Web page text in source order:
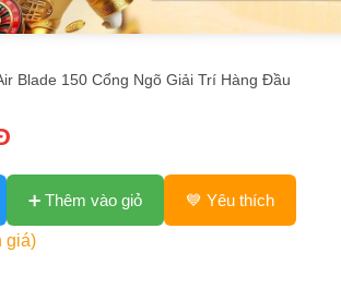
Blade 150 Cổng Ngõ Giải Trí Hàng Đầu
➕ Thêm vào giỏ 💙 Yêu thích
giá)